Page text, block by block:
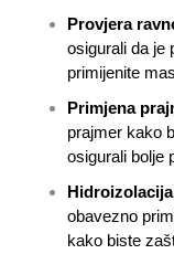
Provjera
osigurali da je
primijenite
Primjena
prajmer kako
osigurali bolje
obavezno
kako biste